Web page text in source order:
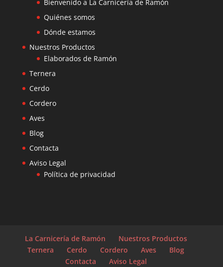
Bienvenido a La Carnicería de Ramón
Quiénes somos
Dónde estamos
Nuestros Productos
Elaborados de Ramón
Ternera
Cerdo
Cordero
Aves
Blog
Contacta
Aviso Legal
Política de privacidad
La Carnicería de Ramón
Nuestros Productos
Ternera
Cerdo Cordero Aves
Blog
Contacta
Aviso Legal